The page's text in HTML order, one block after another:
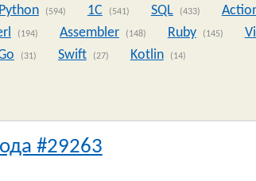
Python (594) 1C (541) SQL (433)
(194) Assembler (148) Ruby (145)
(31) Swift (27) Kotlin (14)
#29263